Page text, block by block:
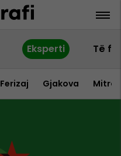
Eksperti Të
Ferizaj Gjakova